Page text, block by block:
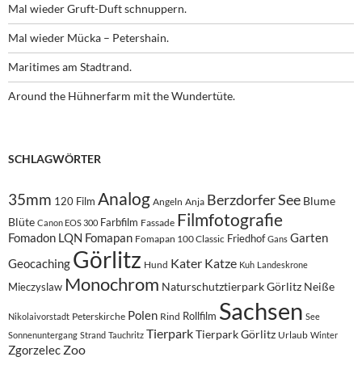
Mal wieder Gruft-Duft schnuppern.
Mal wieder Mücka – Petershain.
Maritimes am Stadtrand.
Around the Hühnerfarm mit the Wundertüte.
SCHLAGWÖRTER
35mm 120 Film Analog Angeln Anja Berzdorfer See Blume
Blüte Canon EOS 300 Farbfilm Fassade Filmfotografie
Fomadon LQN Fomapan Fomapan 100 Classic Friedhof Gans Garten
Geocaching Görlitz Hund Kater Katze Kuh Landeskrone
Mieczyslaw Monochrom Naturschutztierpark Görlitz Neiße
Nikolaivorstadt Peterskirche Polen Rind Rollfilm Sachsen See
Sonnenuntergang Strand Tauchritz TierparkTierpark Görlitz Urlaub Winter
Zgorzelec Zoo